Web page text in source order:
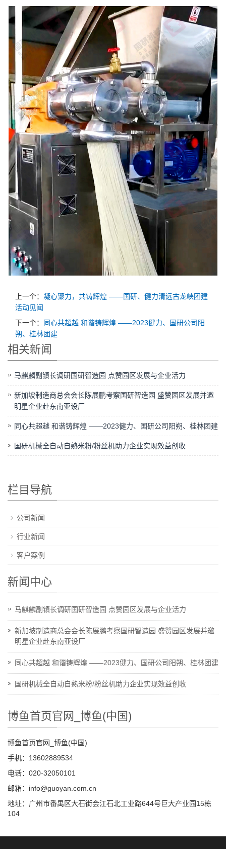
上一个： 凝心聚力，共铸辉煌 ——国研、健力清远古龙峡团建
活动见闻
下一个：
同心共超越 和谐铸辉煌 ——2023健力、国研公司阳
朔、桂林团建
相关新闻
马麒麟副镇长调研国研智造园 点赞园区发展与企业活力
新加坡制造商总会会长陈展鹏考察国研智造园 盛赞园区发展并邀
明星企业赴东南亚设厂
同心共超越 和谐铸辉煌 ——2023健力、国研公司阳朔、桂林团建
国研机械全自动自熟米粉/粉丝机助力企业实现效益创收
栏目导航
公司新闻
行业新闻
客户案例
新闻中心
马麒麟副镇长调研国研智造园 点赞园区发展与企业活力
新加坡制造商总会会长陈展鹏考察国研智造园 盛赞园区发展并邀
明星企业赴东南亚设厂
同心共超越 和谐铸辉煌 ——2023健力、国研公司阳朔、桂林团建
国研机械全自动自熟米粉/粉丝机助力企业实现效益创收
博鱼首页官网_博鱼(中国)
博鱼首页官网_博鱼(中国)
手机：13602889534
电话：020-32050101
邮箱：info@guoyan.com.cn
地址：广州市番禺区大石街会江石北工业路644号巨大产业园15栋
104